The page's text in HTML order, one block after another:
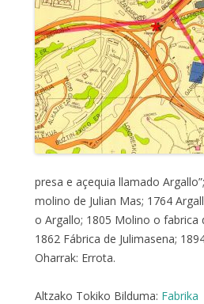
presa e açequia llamado
molino de Julian Mas; 1764
o Argallo; 1805 Molino o fabrica
1862 Fábrica de Julimasena;
Oharrak: Errota.
Altzako Tokiko Bilduma: Fabrika